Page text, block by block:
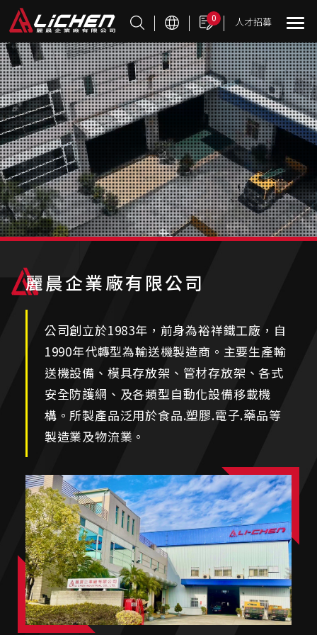
0 人才招募
麗晨企業廠有限公司
公司創立於1983年，前身為裕祥鐵工廠，自
1990年代轉型為輸送機製造商。主要生產輸
送機設備、模具存放架、管材存放架、各式
安全防護網、及各類型自動化設備移載機
構。所製產品泛用於食品.塑膠.電子.藥品等
製造業及物流業。
Cookie管理面板